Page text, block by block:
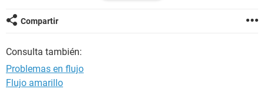
el periodo normal ahora... pero ese sangrado oscuro y con
dolores me tiene preocupada, los dolores siguen y no puedo
alguien le ha pasado? Me han dicho que puede ser otra
pérdida o que pueda tener miomas en el utero... estoy muy
preocupada
Compartir
Consulta también:
Problemas en flujo
Flujo amarillo